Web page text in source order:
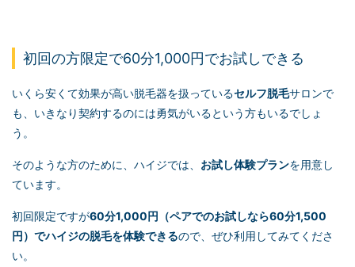
初回の方限定で60分1,000円でお試しできる
いくら安くて効果が高い脱毛器を扱っているセルフ脱毛サロンで
も、いきなり契約するのには勇気がいるという方もいるでしょ
う。
そのような方のために、ハイジでは、 お試し体験プランを用意し
ています。
初回限定ですが60分1,000円（ペアでのお試しなら60分1,500
円）でハイジの脱毛を体験できるので、ぜひ利用してみてくださ
い。